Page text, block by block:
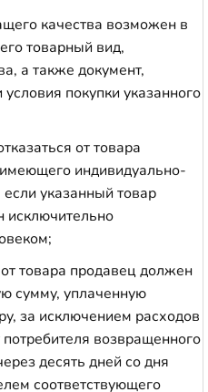
качества возможен в
товарный вид,
а также документ,
покупки указанного
от товара
индивидуально-
указанный товар
исключительно
товара продавец должен
сумму, уплаченную
за исключением расходов
возвращенного
десять дней со дня
соответствующего